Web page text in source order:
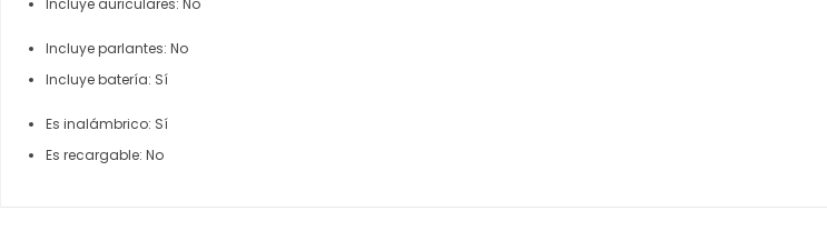
Incluye parlantes: No
Incluye batería: Sí
Es inalámbrico: Sí
Es recargable: No